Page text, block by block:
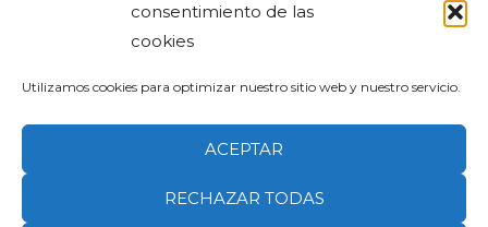
consentimiento de las
cookies
Utilizamos cookies para optimizar nuestro sitio web y nuestro servicio.
ACEPTAR
RECHAZAR TODAS
Spa capilar japonés en Viladecans
Spa cerca de Sitges
Copyright © 2026 Clic&Post. Todos los derechos reservados.